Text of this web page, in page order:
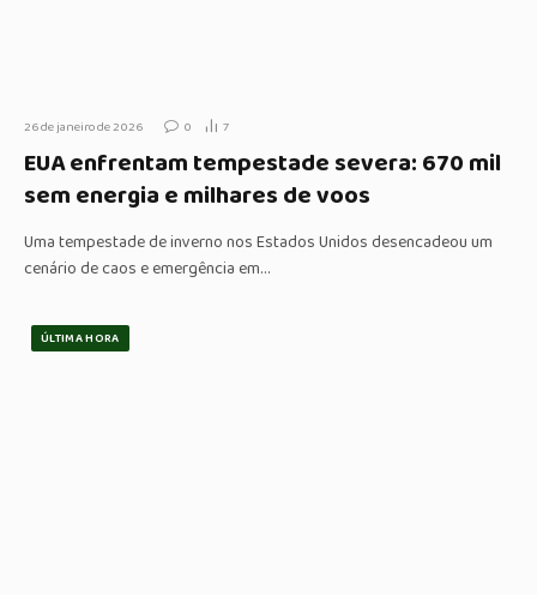
26 de janeiro de 2026 0 7
EUA enfrentam tempestade severa: 670 mil
sem energia e milhares de voos
Uma tempestade de inverno nos Estados Unidos desencadeou um
cenário de caos e emergência em…
ÚLTIMA HORA